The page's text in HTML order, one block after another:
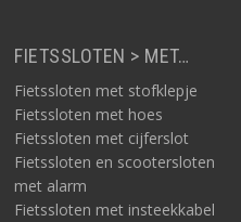
FIETSSLOTEN > MET…
Fietssloten met stofklepje
Fietssloten met hoes
Fietssloten met cijferslot
Fietssloten en scootersloten
met alarm
Fietssloten met insteekkabel